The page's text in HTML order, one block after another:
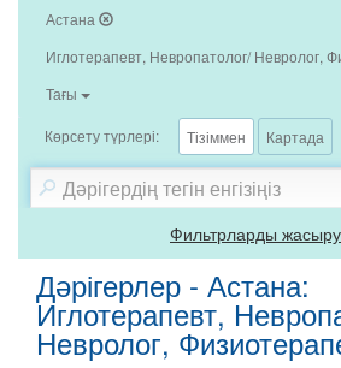
Астана
Иглотерапевт, Невропатолог/ Невролог,
Тағы
Көрсету түрлері: Тізіммен Картада
Фильтрларды жасыру
Дәрігерлер - Астана:
Иглотерапевт,
Невролог,